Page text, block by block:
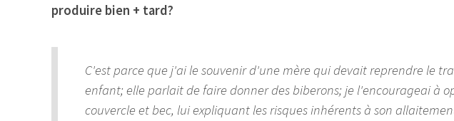
produire bien + tard?
C'est parce que j'ai le souvenir d'une mère qui devait reprendre le
enfant; elle parlait de faire donner des biberons; je l'encourageai à
couvercle et bec, lui expliquant les risques inhérents à son